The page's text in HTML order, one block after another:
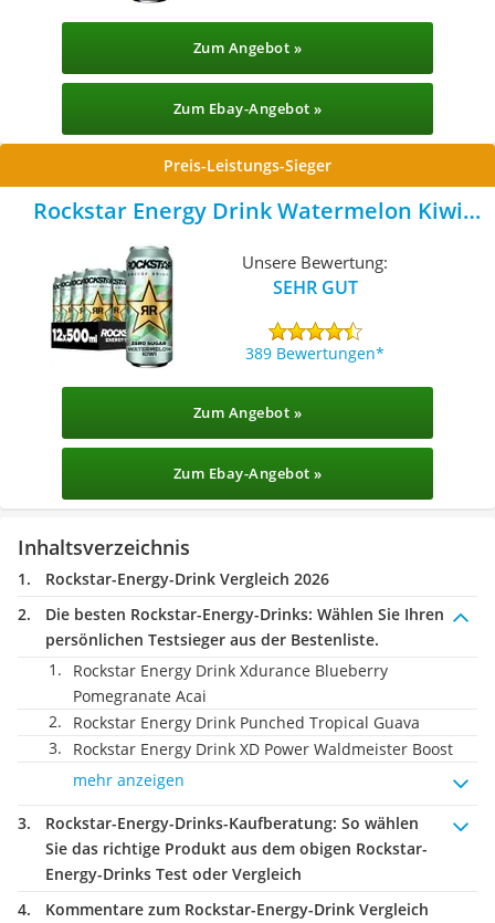
Zum Angebot »
Zum Ebay-Angebot »
Preis-Leistungs-Sieger
Rockstar Energy Drink Watermelon Kiwi
Unsere Bewertung:
SEHR GUT
389 Bewertungen
Zum Angebot »
Zum Ebay-Angebot »
Inhaltsverzeichnis
Rockstar-Energy-Drink Vergleich 2026
Die besten Rockstar-Energy-Drinks: Wählen Sie Ihren
persönlichen Testsieger aus der Bestenliste.
Rockstar Energy Drink Xdurance Blueberry
Pomegranate Acai
Rockstar Energy Drink Punched Tropical Guava
Rockstar Energy Drink XD Power Waldmeister Boost
mehr anzeigen
Rockstar-Energy-Drinks-Kaufberatung: So wählen
Sie das richtige Produkt aus dem obigen Rockstar-
Energy-Drinks Test oder Vergleich
Kommentare zum Rockstar-Energy-Drink Vergleich